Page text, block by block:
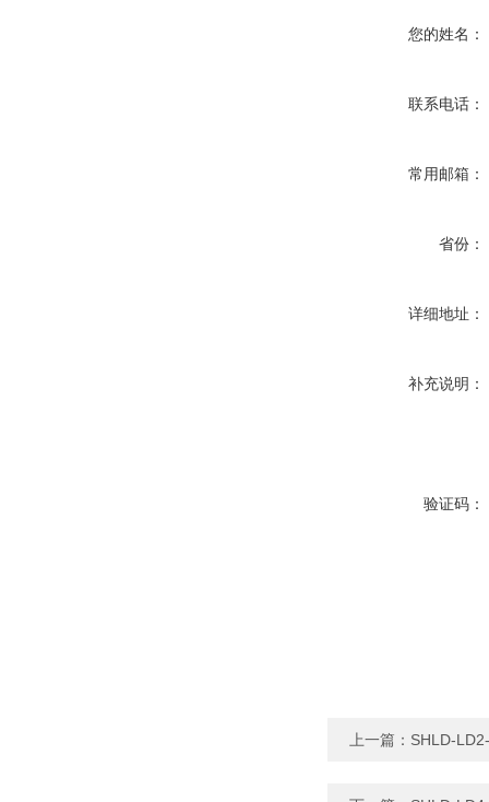
您的姓名：
联系电话：
常用邮箱：
省份：
详细地址：
补充说明：
验证码：
上一篇： SHLD-